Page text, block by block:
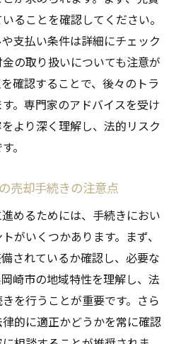
ることを確認してください。
支払い条件は詳細にチェック
の取り扱いについても注意が
確認することで、後々のトラ
。専門家のアドバイスを受け
より深く理解し、法的リスク
。
売却手続きの注意点
めるためには、手続きにおい
がいくつかあります。まず、
されているか確認し、必要な
崎市の地域特性を理解し、法
を行うことが重要です。さら
的に適正かどうかを常に確認